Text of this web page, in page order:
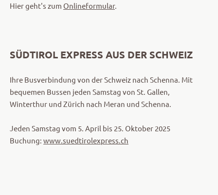
Hier geht's zum Onlineformular.
SÜDTIROL EXPRESS AUS DER SCHWEIZ
Ihre Busverbindung von der Schweiz nach Schenna. Mit
bequemen Bussen jeden Samstag von St. Gallen,
Winterthur und Zürich nach Meran und Schenna.
Jeden Samstag vom 5. April bis 25. Oktober 2025
Buchung: www.suedtirolexpress.ch